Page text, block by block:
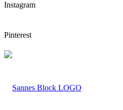
Instagram
Pinterest
LOGO